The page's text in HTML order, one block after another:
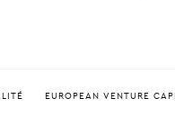
EUROPEAN VENTURE